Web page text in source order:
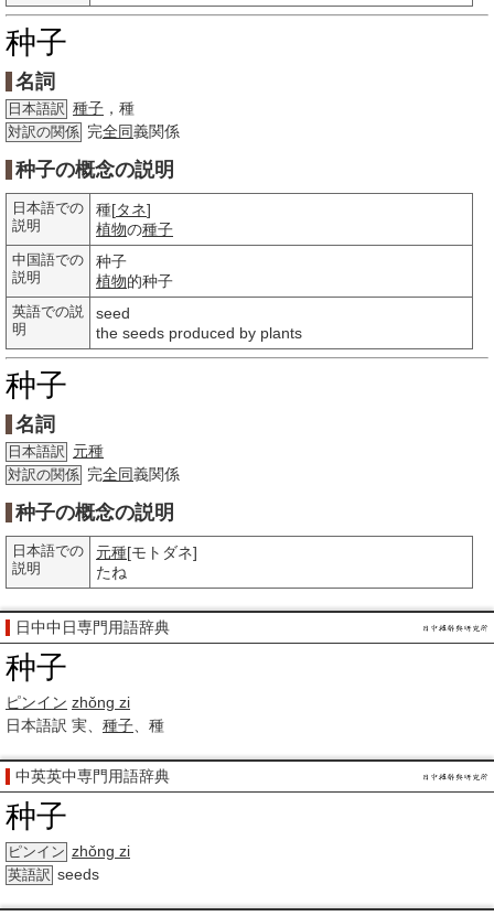
种子
名詞
日本語訳 種子 ，種
対訳の関係 完全同義関係
种子の概念の説明
日本語での
説明
種[タネ]
植物の種子
中国語での
説明
种子
植物的种子
英語での説
明
seed
the seeds produced by plants
种子
名詞
日本語訳 元種
対訳の関係 完全同義関係
种子の概念の説明
日本語での
説明
元種[モトダネ]
たね
日中中日専門用語辞典
种子
ピンイン zhǒng zi
日本語訳 実、 種子 、種
中英英中専門用語辞典
种子
ピンイン zhǒng zi
英語訳 seeds